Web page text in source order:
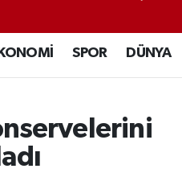
SPOR DÜNYA
Haritası
ve Fikstür